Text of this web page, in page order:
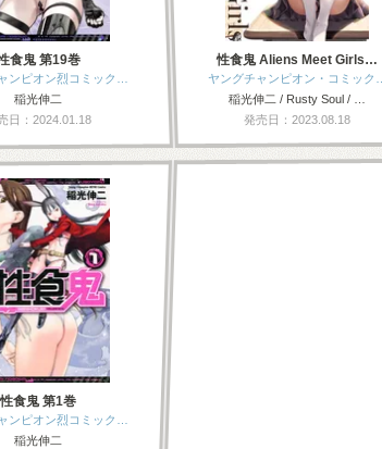
食鬼 第19巻
ンピオン烈コミック…
稲光伸二
日：2024.01.18
性食鬼 Aliens Meet Girls…
ヤングチャンピオン・コミック…
稲光伸二 / Rusty Soul / …
発売日：2023.08.18
性食鬼 第1巻
ンピオン烈コミック…
稲光伸二